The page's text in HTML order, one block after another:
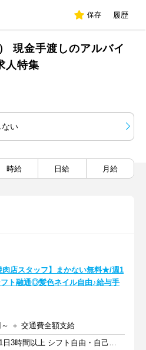
保存 履歴
現金手渡しのアルバイ
人特集
ない
時給 日給 月給
肉店スタッフ】まかない無料★/週1
フト融通◎髪色ネイル自由♪給与手
＋ 交通費全額支給
週1日以上 1日3時間以上 シフト自由・自己申告